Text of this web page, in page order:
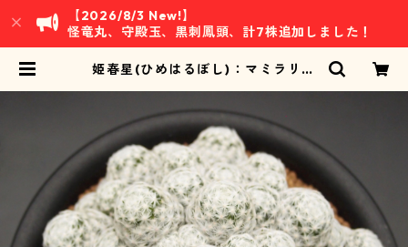
【2026/8/3 New!】
怪竜丸、守殿玉、黒刺鳳頭、計7株追加しました！
姫春星(ひめはるぼし)：マミラリア